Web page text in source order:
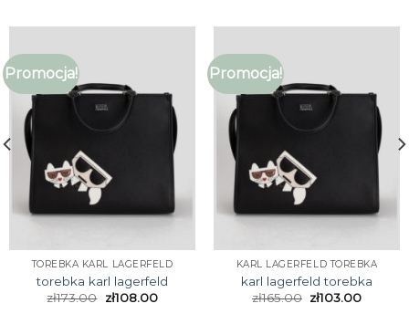
Promocja!
TOREBKA KARL LAGERFELD
torebka karl lagerfeld
zł173.00 zł108.00
Promocja!
KARL LAGERFELD TOREBKA
karl lagerfeld torebka
zł165.00 zł103.00